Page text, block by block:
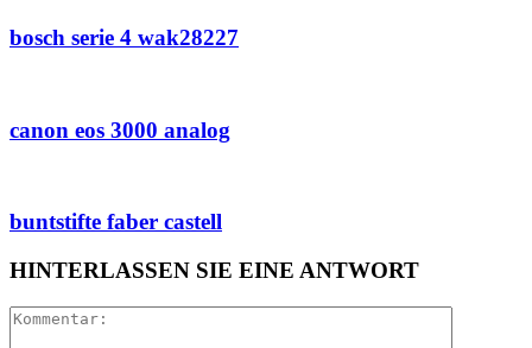
bosch serie 4 wak28227
canon eos 3000 analog
buntstifte faber castell
HINTERLASSEN SIE EINE ANTWORT